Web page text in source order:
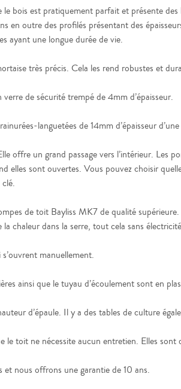
bois est pratiquement parfait et présente
outre des profilés présentant des
ayant une longue durée de vie.
très précis. Cela les rend robustes et
de sécurité trempé de 4mm d’épaisseur.
languetées de 14mm d’épaisseur
offre un grand passage vers l’intérieur. Les
elles sont ouvertes. Vous pouvez choisir
de toit Bayliss MK7 de qualité
chaleur dans la serre, tout cela sans
manuellement.
ainsi que le tuyau d’écoulement sont en
d’épaule. Il y a des tables de culture
toit ne nécessite aucun entretien. Elles sont
nous offrons une garantie de 10 ans.